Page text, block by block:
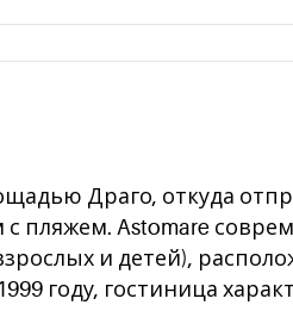
Драго, откуда
пляжем. Astomare
и детей),
году, гостиница